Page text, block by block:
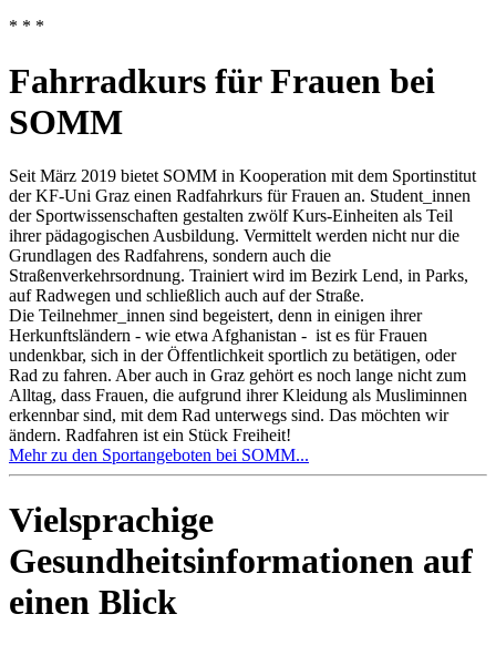
* * *
Fahrradkurs für Frauen bei
SOMM
Seit März 2019 bietet SOMM in Kooperation mit dem Sportinstitut
der KF-Uni Graz einen Radfahrkurs für Frauen an. Student_innen
der Sportwissenschaften gestalten zwölf Kurs-Einheiten als Teil
ihrer pädagogischen Ausbildung. Vermittelt werden nicht nur die
Grundlagen des Radfahrens, sondern auch die
Straßenverkehrsordnung. Trainiert wird im Bezirk Lend, in Parks,
auf Radwegen und schließlich auch auf der Straße.
Die Teilnehmer_innen sind begeistert, denn in einigen ihrer
Herkunftsländern - wie etwa Afghanistan - ist es für Frauen
undenkbar, sich in der Öffentlichkeit sportlich zu betätigen, oder
Rad zu fahren. Aber auch in Graz gehört es noch lange nicht zum
Alltag, dass Frauen, die aufgrund ihrer Kleidung als Musliminnen
erkennbar sind, mit dem Rad unterwegs sind. Das möchten wir
ändern. Radfahren ist ein Stück Freiheit!
Mehr zu den Sportangeboten bei SOMM...
Vielsprachige
Gesundheitsinformationen auf
einen Blick